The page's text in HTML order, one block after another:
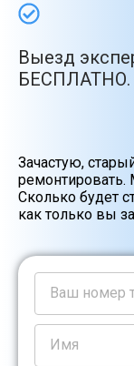
Выезд
БЕСПЛАТНО.
Зачастую,
ремонтировать.
Сколько будет
как только вы